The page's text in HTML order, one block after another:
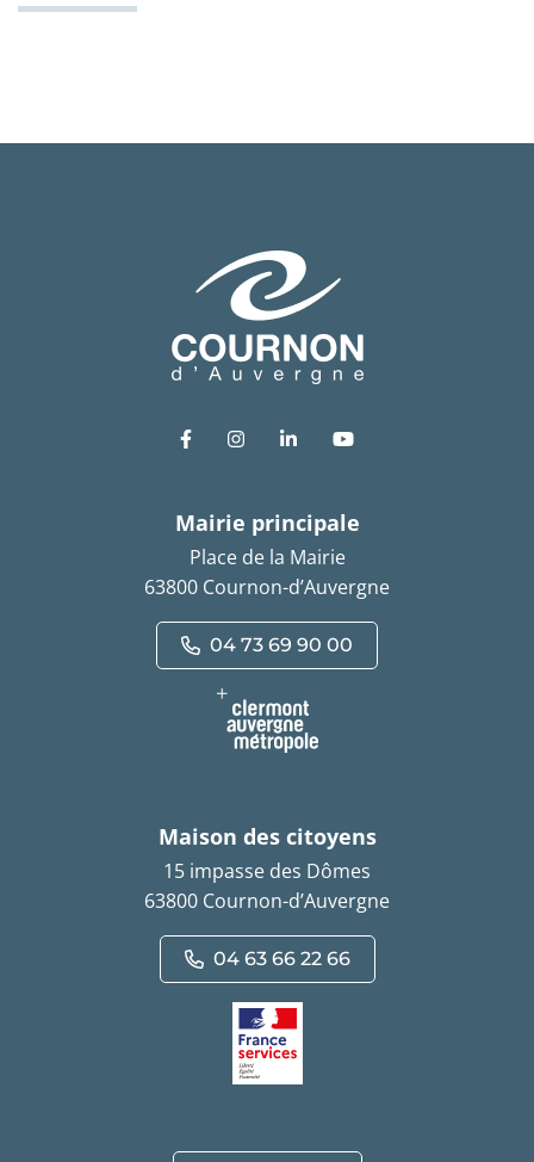
Lien vers le compte Facebook
Lien vers le compte Instagram
Lien vers le compte
Lien vers la
Mairie principale
Place de la Mairie
63800 Cournon-d’Auvergne
04 73 69 90 00
Maison des citoyens
15 impasse des Dômes
63800 Cournon-d’Auvergne
04 63 66 22 66